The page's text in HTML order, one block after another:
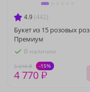
4.9 (442)
Букет из 15 розовых роз
Премиум
В наличии
5 610 ₽ -15%
4 770 ₽